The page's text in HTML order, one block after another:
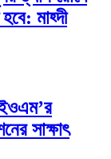
মাহ্দী
সাক্ষাৎ